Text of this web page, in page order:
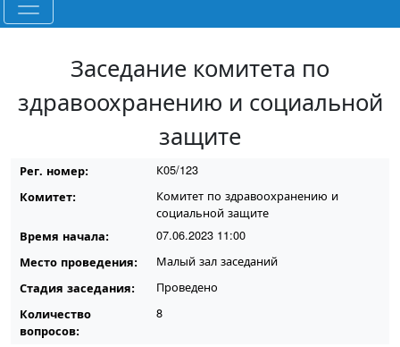
Заседание комитета по
здравоохранению и социальной
защите
Рег. номер: К05/123
Комитет:
Комитет по здравоохранению и
социальной защите
Время начала: 07.06.2023 11:00
Место проведения: Малый зал заседаний
Стадия заседания: Проведено
Количество
вопросов:
8